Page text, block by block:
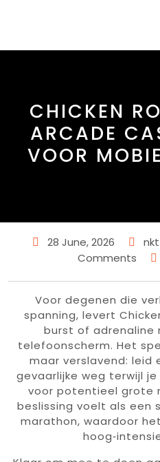
CHICKEN
ARCADE
VOOR
28 June, 2026
Comments
Voor degenen die
spanning, levert
burst of adrenaline
telefoonscherm. Het
maar verslavend: leid
gevaarlijke weg terwijl
voor potentieel grote
beslissing voelt als een
marathon, waardoor